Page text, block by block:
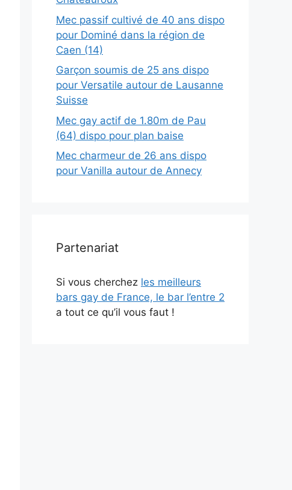
Mec passif cultivé de 40 ans dispo
pour Dominé dans la région de
Caen (14)
Garçon soumis de 25 ans dispo
pour Versatile autour de Lausanne
Suisse
Mec gay actif de 1.80m de Pau
(64) dispo pour plan baise
Mec charmeur de 26 ans dispo
pour Vanilla autour de Annecy
Partenariat
Si vous cherchez les meilleurs
bars gay de France, le bar l’entre 2
a tout ce qu’il vous faut !